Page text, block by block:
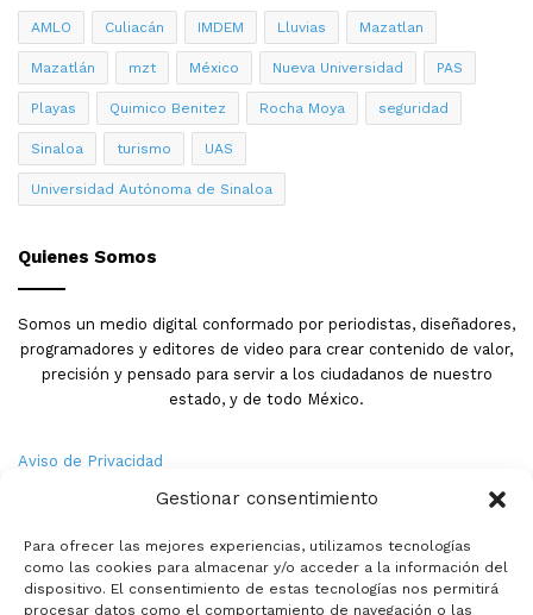
Gestionar consentimiento
Para ofrecer las mejores experiencias, utilizamos tecnologías
como las cookies para almacenar y/o acceder a la información del
dispositivo. El consentimiento de estas tecnologías nos permitirá
procesar datos como el comportamiento de navegación o las
AMLO Culiacán IMDEM Lluvias Mazatlan
Mazatlán mzt México Nueva Universidad PAS
Playas Quimico Benitez Rocha Moya seguridad
Sinaloa turismo UAS
Universidad Autónoma de Sinaloa
Quienes Somos
Somos un medio digital conformado por periodistas, diseñadores,
programadores y editores de video para crear contenido de valor,
precisión y pensado para servir a los ciudadanos de nuestro
estado, y de todo México.
Aviso de Privacidad
Términos y Condiciones